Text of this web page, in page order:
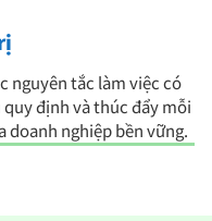
nguyên tắc làm việc có
định và thúc đẩy mỗi
doanh nghiệp bền vững.